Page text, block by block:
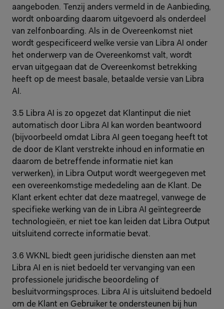
aangeboden. Tenzij anders vermeld in de Aanbieding,
wordt onboarding daarom uitgevoerd als onderdeel
van zelfonboarding. Als in de Overeenkomst niet
wordt gespecificeerd welke versie van Libra AI onder
het onderwerp van de Overeenkomst valt, wordt
ervan uitgegaan dat de Overeenkomst betrekking
heeft op de meest basale, betaalde versie van Libra
AI.
3.5 Libra AI is zo opgezet dat Klantinput die niet
automatisch door Libra AI kan worden beantwoord
(bijvoorbeeld omdat Libra AI geen toegang heeft tot
de door de Klant verstrekte inhoud en informatie en
daarom de betreffende informatie niet kan
verwerken), in Libra Output wordt weergegeven met
een overeenkomstige mededeling aan de Klant. De
Klant erkent echter dat deze maatregel, vanwege de
specifieke werking van de in Libra AI geïntegreerde
technologieën, er niet toe kan leiden dat Libra Output
uitsluitend correcte informatie bevat.
3.6 WKNL biedt geen juridische diensten aan met
Libra AI en is niet bedoeld ter vervanging van een
professionele juridische beoordeling of
besluitvormingsproces. Libra AI is uitsluitend bedoeld
om de Klant en Gebruiker te ondersteunen bij hun